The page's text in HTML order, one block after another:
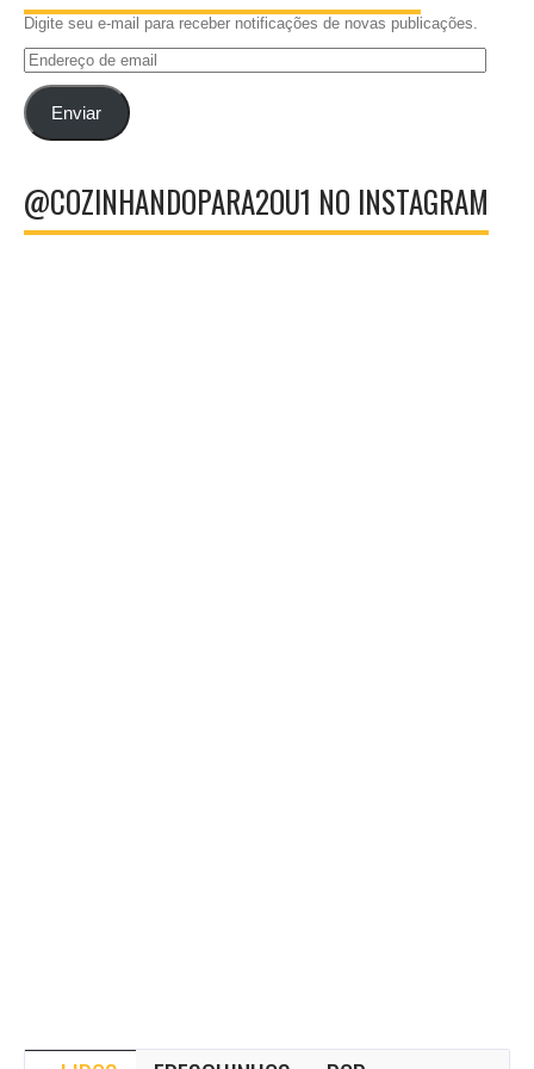
Digite seu e-mail para receber notificações de novas publicações.
Endereço
emailEnviar
@COZINHANDOPARA2OU1 NO INSTAGRAM